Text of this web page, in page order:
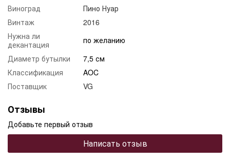
Виноград
Пино Нуар
Винтаж
2016
Нужна ли
декантация
по желанию
Диаметр бутылки
7,5 см
Классификация
AOC
Поставщик
VG
Отзывы
Добавьте первый отзыв
Написать отзыв